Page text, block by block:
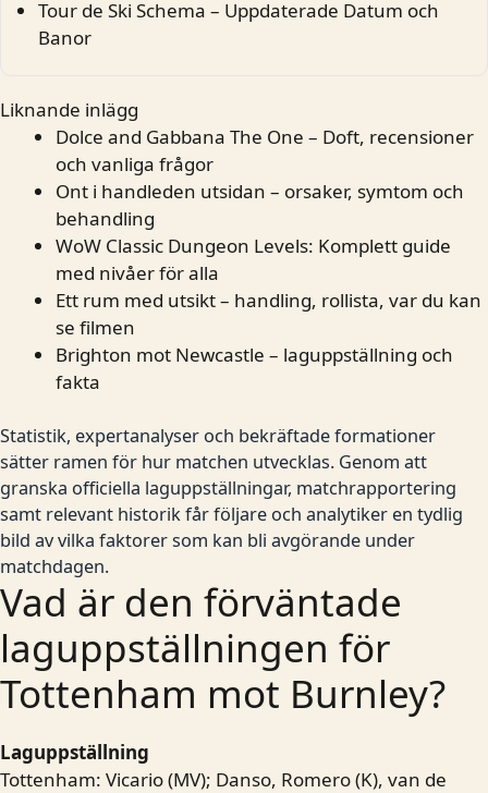
Tour de Ski Schema – Uppdaterade Datum och
Banor
Liknande inlägg
Dolce and Gabbana The One – Doft, recensioner
och vanliga frågor
Ont i handleden utsidan – orsaker, symtom och
behandling
WoW Classic Dungeon Levels: Komplett guide
med nivåer för alla
Ett rum med utsikt – handling, rollista, var du kan
se filmen
Brighton mot Newcastle – laguppställning och
fakta
Statistik, expertanalyser och bekräftade formationer
sätter ramen för hur matchen utvecklas. Genom att
granska officiella laguppställningar, matchrapportering
samt relevant historik får följare och analytiker en tydlig
bild av vilka faktorer som kan bli avgörande under
matchdagen.
Vad är den förväntade
laguppställningen för
Tottenham mot Burnley?
Laguppställning
Tottenham: Vicario (MV); Danso, Romero (K), van de